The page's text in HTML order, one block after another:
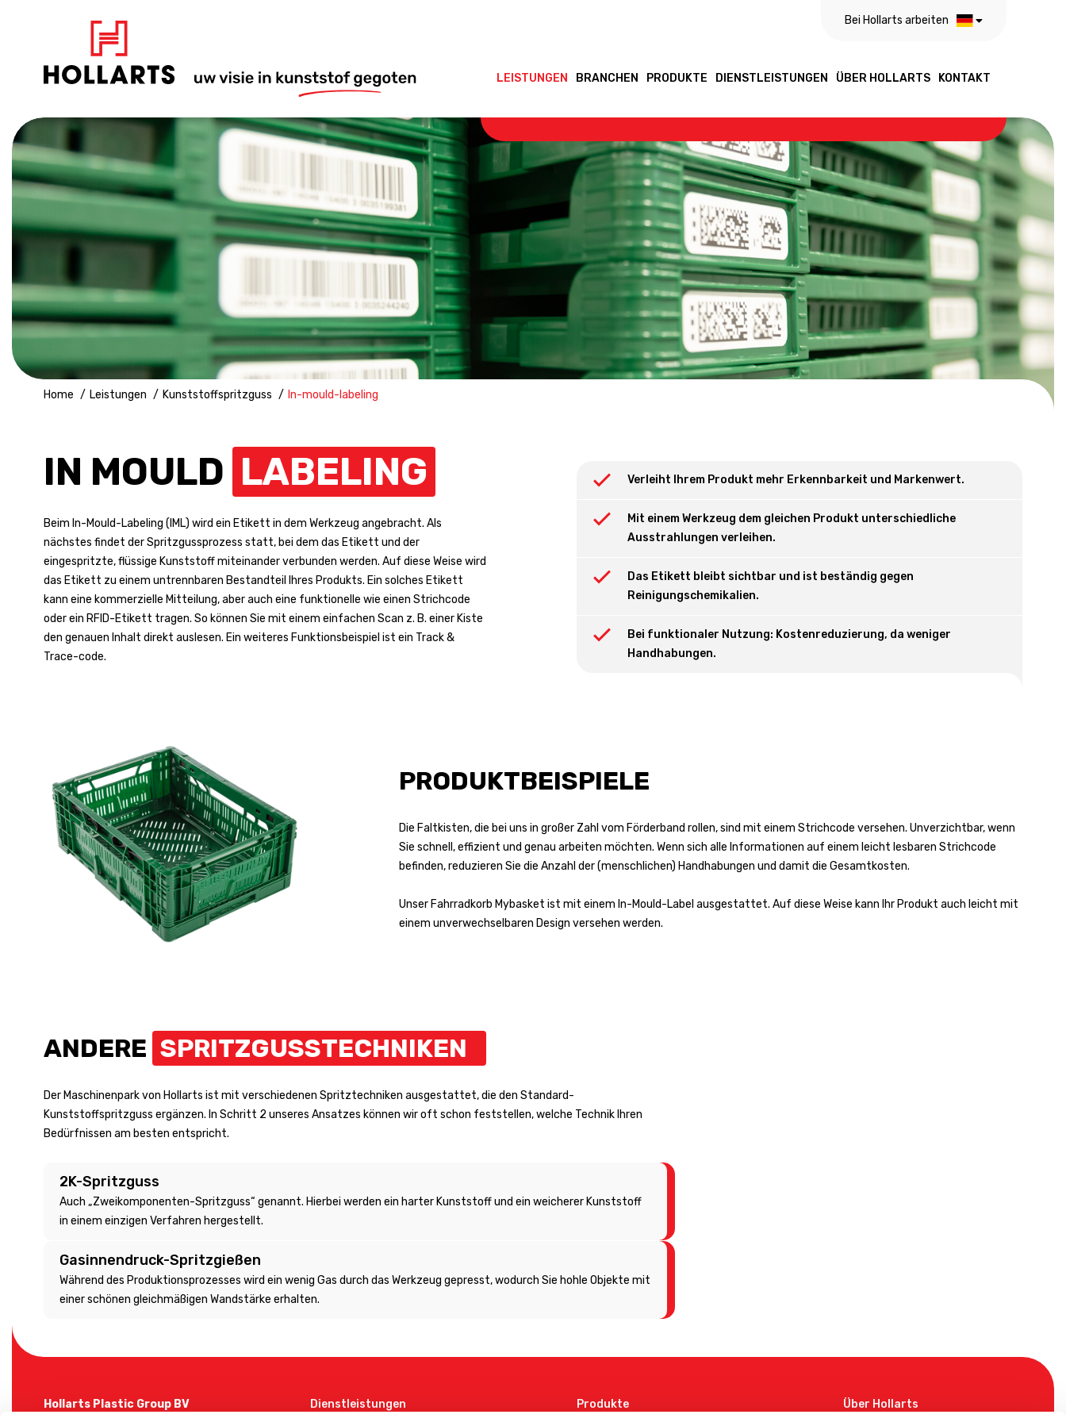
Bei Hollarts arbeiten
LEISTUNGEN BRANCHEN PRODUKTE DIENSTLEISTUNGEN ÜBER HOLLARTS KONTAKT
Home Leistungen Kunststoffspritzguss In-mould-labeling
IN MOULD LABELING
Beim In-Mould-Labeling (IML) wird ein Etikett in dem Werkzeug angebracht. Als
nächstes findet der Spritzgussprozess statt, bei dem das Etikett und der
eingespritzte, flüssige Kunststoff miteinander verbunden werden. Auf diese Weise wird
das Etikett zu einem untrennbaren Bestandteil Ihres Produkts. Ein solches Etikett
kann eine kommerzielle Mitteilung, aber auch eine funktionelle wie einen Strichcode
oder ein RFID-Etikett tragen. So können Sie mit einem einfachen Scan z. B. einer Kiste
den genauen Inhalt direkt auslesen. Ein weiteres Funktionsbeispiel ist ein Track &
Trace-code.
Verleiht Ihrem Produkt mehr Erkennbarkeit und Markenwert.
Mit einem Werkzeug dem gleichen Produkt unterschiedliche
Ausstrahlungen verleihen.
Das Etikett bleibt sichtbar und ist beständig gegen
Reinigungschemikalien.
Bei funktionaler Nutzung: Kostenreduzierung, da weniger
Handhabungen.
PRODUKTBEISPIELE
Die Faltkisten, die bei uns in großer Zahl vom Förderband rollen, sind mit einem Strichcode versehen. Unverzichtbar, wenn
Sie schnell, effizient und genau arbeiten möchten. Wenn sich alle Informationen auf einem leicht lesbaren Strichcode
befinden, reduzieren Sie die Anzahl der (menschlichen) Handhabungen und damit die Gesamtkosten.
Unser Fahrradkorb Mybasket ist mit einem In-Mould-Label ausgestattet. Auf diese Weise kann Ihr Produkt auch leicht mit
einem unverwechselbaren Design versehen werden.
ANDERE SPRITZGUSSTECHNIKEN
Der Maschinenpark von Hollarts ist mit verschiedenen Spritztechniken ausgestattet, die den Standard-
Kunststoffspritzguss ergänzen. In Schritt 2 unseres Ansatzes können wir oft schon feststellen, welche Technik Ihren
Bedürfnissen am besten entspricht.
2K-Spritzguss
Auch „Zweikomponenten-Spritzguss“ genannt. Hierbei werden ein harter Kunststoff und ein weicherer Kunststoff
in einem einzigen Verfahren hergestellt.
Gasinnendruck-Spritzgießen
Während des Produktionsprozesses wird ein wenig Gas durch das Werkzeug gepresst, wodurch Sie hohle Objekte mit
einer schönen gleichmäßigen Wandstärke erhalten.
Hollarts Plastic Group BV
Dienstleistungen
Produkte
Über Hollarts